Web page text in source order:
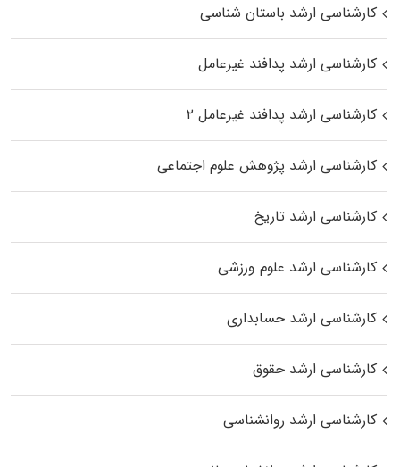
کارشناسی ارشد باستان شناسی
کارشناسی ارشد پدافند غیرعامل
کارشناسی ارشد پدافند غیرعامل ۲
کارشناسی ارشد پژوهش علوم اجتماعی
کارشناسی ارشد تاریخ
کارشناسی ارشد علوم ورزشی
کارشناسی ارشد حسابداری
کارشناسی ارشد حقوق
کارشناسی ارشد روانشناسی